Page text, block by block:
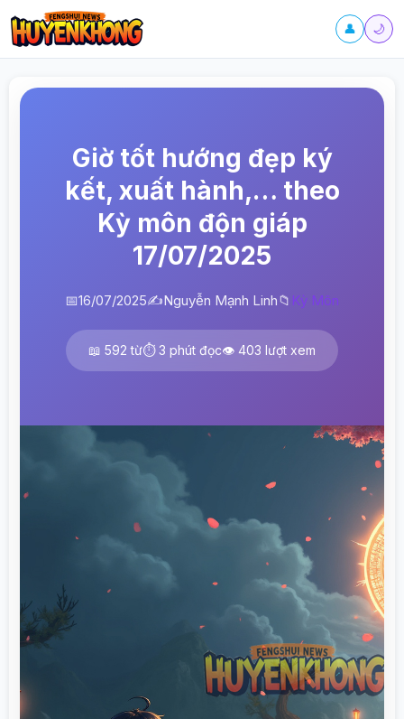
👤 🌙
Giờ tốt hướng đẹp ký
kết, xuất hành,… theo
Kỳ môn độn giáp
17/07/2025
📅16/07/2025✍️Nguyễn Mạnh Linh📁 Kỳ Môn
📖 592 từ⏱️ 3 phút đọc👁️ 403 lượt xem